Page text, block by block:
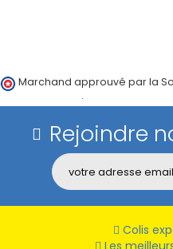
Marchand approuvé par la
.
Rejoindre
Colis
Les